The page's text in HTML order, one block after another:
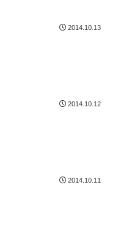
2014.10.13
2014.10.12
2014.10.11